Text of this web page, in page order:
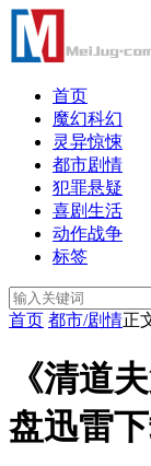
首页
魔幻科幻
灵异惊悚
都市剧情
犯罪悬疑
喜剧生活
动作战争
标签
首页 都市/剧情正
《清道
盘迅雷